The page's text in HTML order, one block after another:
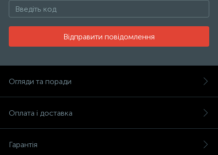
Відправити повідомлення
Огляди та поради
Оплата і доставка
Гарантія